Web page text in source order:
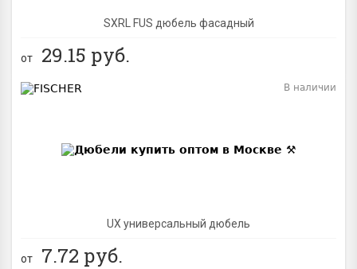
SXRL FUS дюбель фасадный
от 29.15 руб.
UX универсальный дюбель
В наличии
от 7.72 руб.